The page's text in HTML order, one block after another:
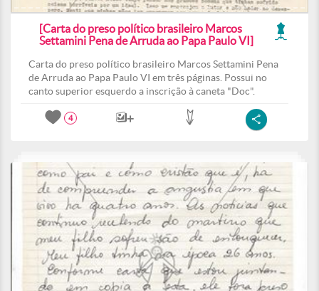
[Carta do preso político brasileiro Marcos
Settamini Pena de Arruda ao Papa Paulo VI]
Carta do preso político brasileiro Marcos Settamini Pena
de Arruda ao Papa Paulo VI em três páginas. Possui no
canto superior esquerdo a inscrição à caneta "Doc".
4